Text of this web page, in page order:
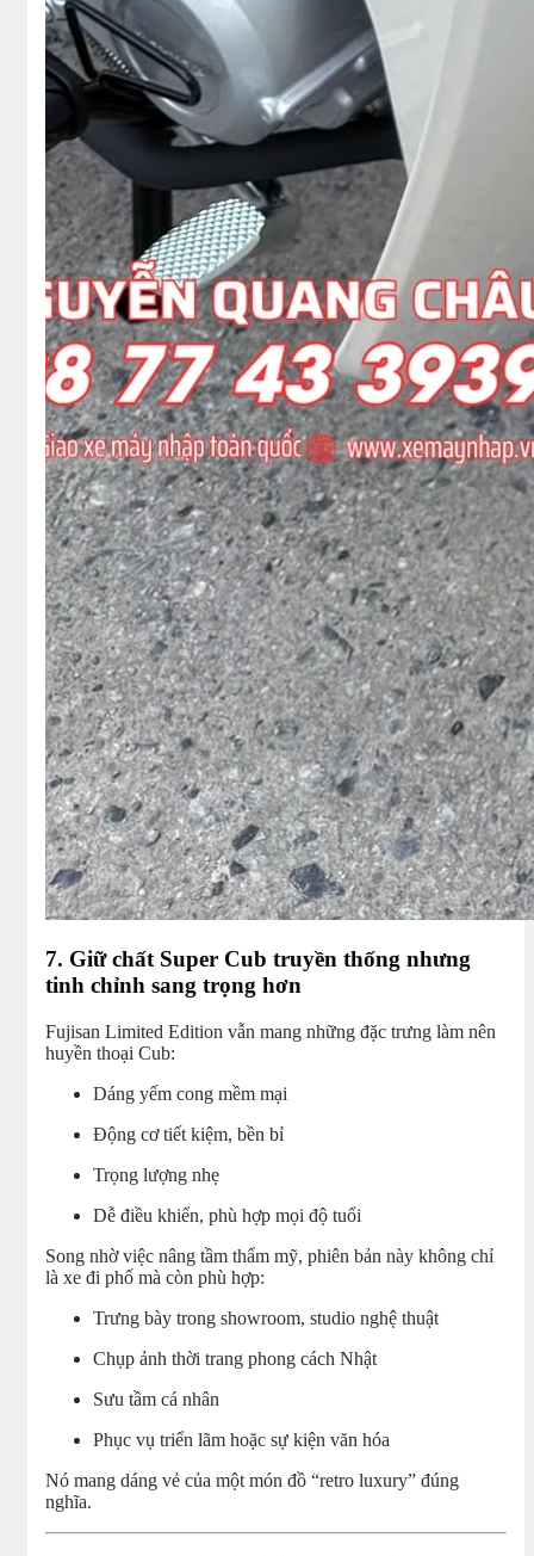
7. Giữ chất Super Cub truyền thống nhưng
tinh chỉnh sang trọng hơn
Fujisan Limited Edition vẫn mang những đặc trưng làm nên
huyền thoại Cub:
Dáng yếm cong mềm mại
Động cơ tiết kiệm, bền bỉ
Trọng lượng nhẹ
Dễ điều khiển, phù hợp mọi độ tuổi
Song nhờ việc nâng tầm thẩm mỹ, phiên bản này không chỉ
là xe đi phố mà còn phù hợp:
Trưng bày trong showroom, studio nghệ thuật
Chụp ảnh thời trang phong cách Nhật
Sưu tầm cá nhân
Phục vụ triển lãm hoặc sự kiện văn hóa
Nó mang dáng vẻ của một món đồ “retro luxury” đúng
nghĩa.